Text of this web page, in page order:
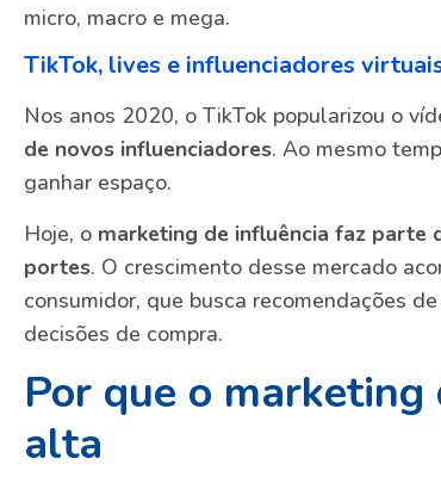
micro, macro e mega.
TikTok, lives e influenciadores
Nos anos 2020, o TikTok popularizou o
de novos influenciadores. Ao mesmo
ganhar espaço.
Hoje, o marketing de influência faz parte
portes. O crescimento desse mercado
consumidor, que busca recomendações
decisões de compra.
Por que o
alta